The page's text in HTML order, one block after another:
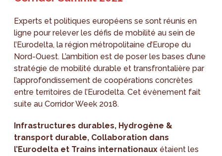
Experts et politiques européens se sont réunis en
ligne pour relever les défis de mobilité au sein de
l’Eurodelta, la région métropolitaine d’Europe du
Nord-Ouest. L’ambition est de poser les bases d’une
stratégie de mobilité durable et transfrontalière par
l’approfondissement de coopérations concrètes
entre territoires de l’Eurodelta. Cet évènement fait
suite au Corridor Week 2018.
Infrastructures durables, Hydrogène &
transport durable, Collaboration dans
l’Eurodelta et Trains internationaux étaient les